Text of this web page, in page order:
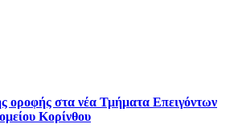
οροφής στα νέα Τμήματα Επειγόντων
Κορίνθου